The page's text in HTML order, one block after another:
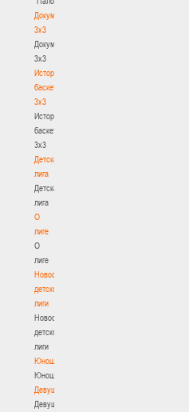
Документы
3х3
Документы
3х3
История
баскетбола
3х3
История
баскетбола
3х3
Детская
лига
Детская
лига
О
лиге
О
лиге
Новости
детской
лиги
Новости
детской
лиги
Юноши
Юноши
Девушки
Девушки